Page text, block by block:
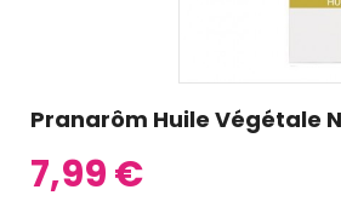
Pranarôm Huile Végétale
7,99 €